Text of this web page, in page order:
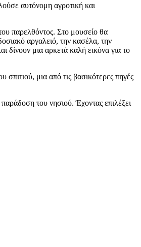
αυτόνομη αγροτική και
παρελθόντος. Στο μουσείο θα
αργαλειό, την κασέλα, την
δίνουν μια αρκετά καλή εικόνα για το
μια από τις βασικότερες πηγές
του νησιού. Έχοντας επιλέξει